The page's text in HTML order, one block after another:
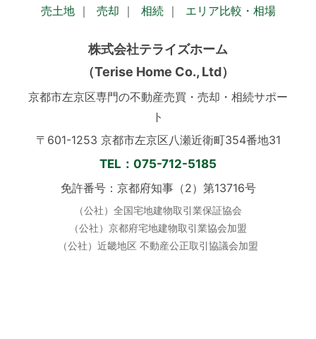
売土地
｜ 売却 ｜ 相続 ｜ エリア比較・相場
株式会社テライズホーム
（Terise Home Co., Ltd）
京都市左京区専門の不動産売買・売却・相続サポー
ト
〒601-1253 京都市左京区八瀬近衛町354番地31
TEL：075-712-5185
免許番号：京都府知事（2）第13716号
（公社）全国宅地建物取引業保証協会
（公社）京都府宅地建物取引業協会加盟
（公社）近畿地区 不動産公正取引協議会加盟